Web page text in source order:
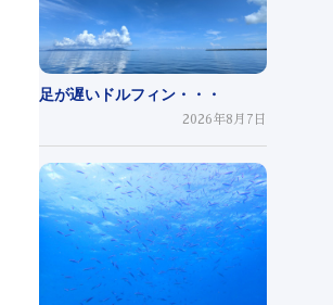
足が遅いドルフィン・・・
2026年8月7日